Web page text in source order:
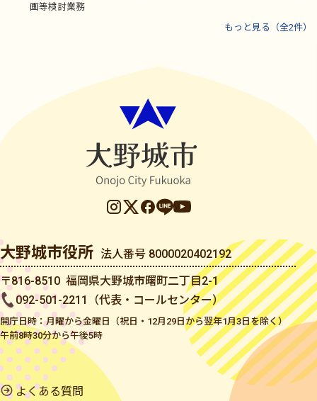
画等検討業務
もっと見る（全2件）
大野城市役所 法人番号 8000020402192
〒816-8510 福岡県大野城市曙町二丁目2-1
092-501-2211（代表・コールセンター）
開庁日時：月曜から金曜日（祝日・12月29日から翌年1月3日を除く）
午前8時30分から午後5時
よくある質問